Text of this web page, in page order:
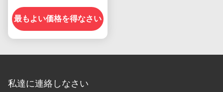
RoHSを型抜きした
最もよい価格を得なさい
私達に連絡しなさい